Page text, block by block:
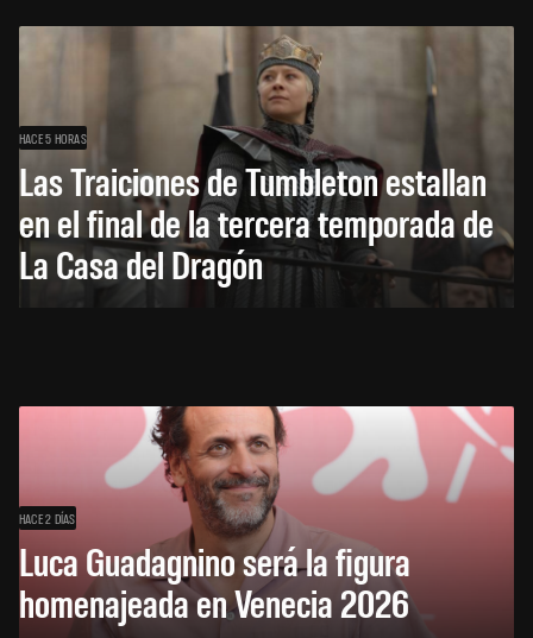
HACE 5 HORAS
Las Traiciones de Tumbleton estallan
en el final de la tercera temporada de
La Casa del Dragón
HACE 2 DÍAS
Luca Guadagnino será la figura
homenajeada en Venecia 2026